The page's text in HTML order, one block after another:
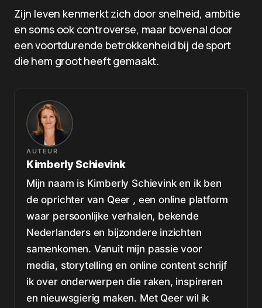
Zijn leven kenmerkt zich door snelheid, ambitie
en soms ook controverse, maar bovenal door
een voortdurende betrokkenheid bij de sport
die hem groot heeft gemaakt.
AUTEUR
Kimberly Schievink
Mijn naam is Kimberly Schievink en ik ben
de oprichter van Qeer , een online platform
waar persoonlijke verhalen, bekende
Nederlanders en bijzondere inzichten
samenkomen. Vanuit mijn passie voor
media, storytelling en online content schrijf
ik over onderwerpen die raken, inspireren
en nieuwsgierig maken. Met Qeer wil ik